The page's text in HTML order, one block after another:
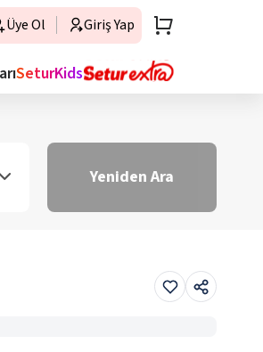
Üye Ol Giriş Yap
SeturKids
Yeniden Ara